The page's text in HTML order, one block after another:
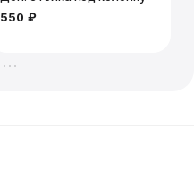
550 ₽